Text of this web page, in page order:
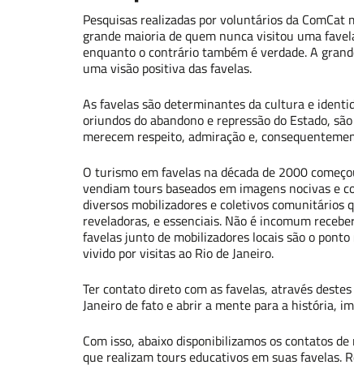
Pesquisas realizadas por voluntários da
grande maioria de quem nunca visitou uma
enquanto o contrário também é verdade. A
uma visão positiva das favelas.
As favelas são determinantes da cultura e
oriundos do abandono e repressão do Estado,
merecem respeito, admiração e,
O turismo em favelas na década de 2000
vendiam tours baseados em imagens nocivas e
diversos mobilizadores e coletivos comunitários
reveladoras, e essenciais. Não é incomum
favelas junto de mobilizadores locais são o
vivido por visitas ao Rio de Janeiro.
Ter contato direto com as favelas, através
Janeiro de fato e abrir a mente para a história,
Com isso, abaixo disponibilizamos os contatos
que realizam tours educativos em suas favelas.